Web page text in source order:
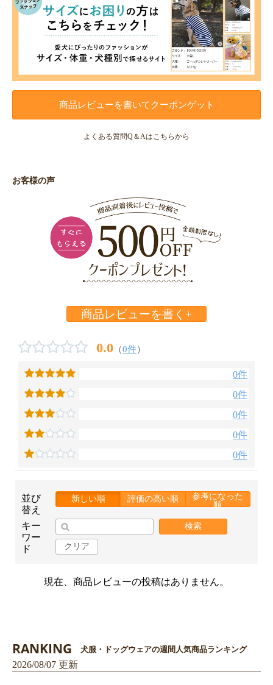
商品レビューを書いてクーポンゲット
よくある質問Q＆Aはこちらから
お客様の声
商品レビューを書く+
0.0 （0件）
0件
0件
0件
0件
0件
並び
替え
新しい順 評価の高い順
参考になった
順
キー
ワー
ド
検索
クリア
現在、商品レビューの投稿はありません。
RANKING 犬服・ドッグウェアの週間人気商品ランキング
2026/08/07 更新